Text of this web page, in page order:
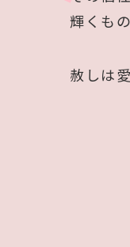
輝くも
赦しは